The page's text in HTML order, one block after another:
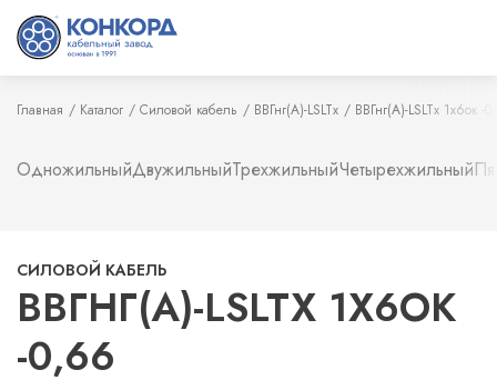
Главная Каталог Силовой кабель ВВГнг(А)-LSLTx ВВГнг(А)-LSLTx 1х6ок -
ОдножильныйДвужильныйТрехжильныйЧетырехжильный
СИЛОВОЙ КАБЕЛЬ
ВВГНГ(А)-LSLTX 1Х6ОК
-0,66